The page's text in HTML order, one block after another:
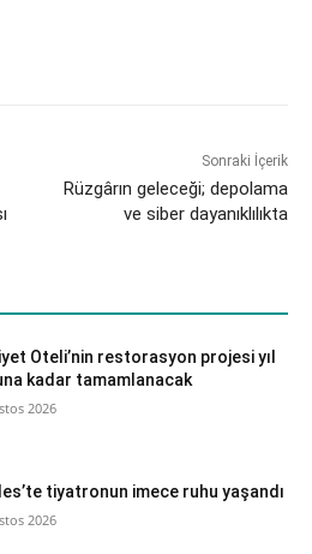
Sonraki İçerik
Rüzgârın geleceği; depolama
ve siber dayanıklılıkta
Oteli’nin restorasyon projesi yıl
kadar tamamlanacak
2026
tiyatronun imece ruhu yaşandı
2026